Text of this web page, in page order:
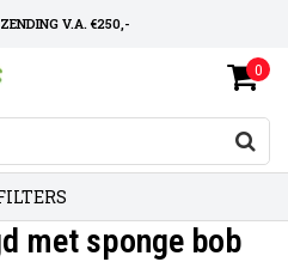
V.A. €250,-
LEVERTIJD
OP MAAT
0
met sponge bob